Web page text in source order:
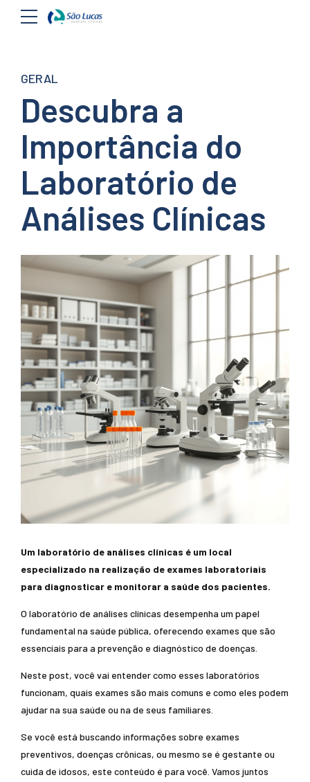
GERAL
Descubra a
Importância do
Laboratório de
Análises Clínicas
Um laboratório de análises clínicas é um local
especializado na realização de exames laboratoriais
para diagnosticar e monitorar a saúde dos pacientes.
O laboratório de análises clínicas desempenha um papel
fundamental na saúde pública, oferecendo exames que são
essenciais para a prevenção e diagnóstico de doenças.
Neste post, você vai entender como esses laboratórios
funcionam, quais exames são mais comuns e como eles podem
ajudar na sua saúde ou na de seus familiares.
Se você está buscando informações sobre exames
preventivos, doenças crônicas, ou mesmo se é gestante ou
cuida de idosos, este conteúdo é para você. Vamos juntos